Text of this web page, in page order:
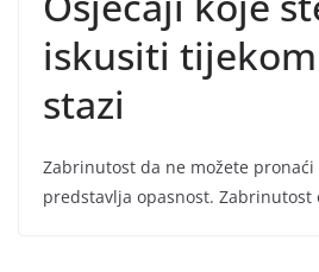
iskusiti
stazi
Zabrinutost da ne možete pronaći
predstavlja opasnost. Zabrinutost